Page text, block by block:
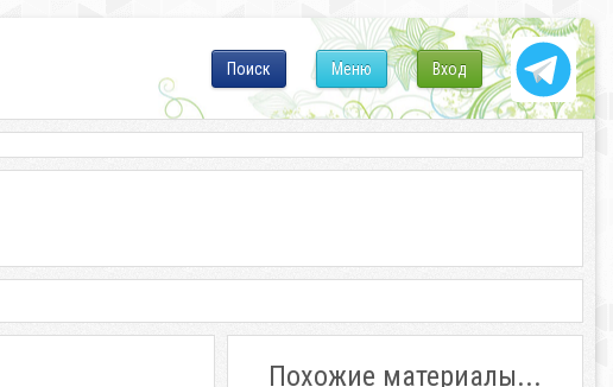
Вход
Меню
Поиск
Похожие материалы...